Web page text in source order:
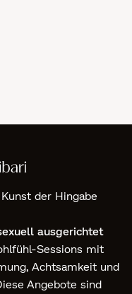
der Hingabe
ausgerichtet
Sessions mit
Achtsamkeit und
Angebote sind